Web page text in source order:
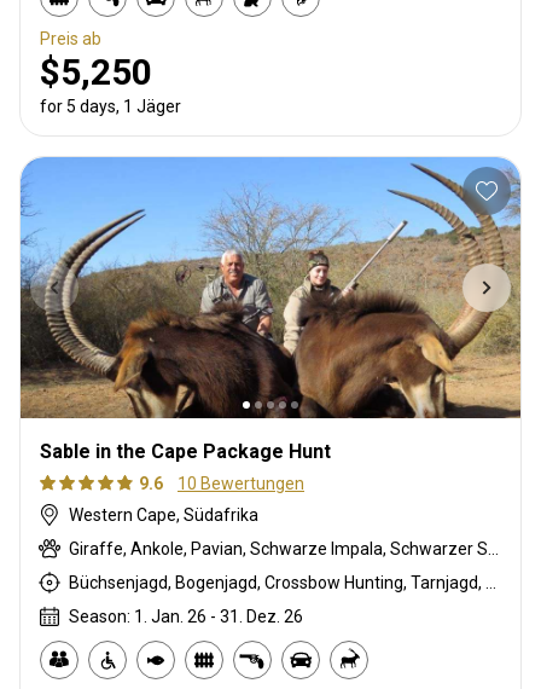
Preis ab
$5,250
for 5 days, 1 Jäger
Sable in the Cape Package Hunt
9.6
10 Bewertungen
Western Cape, Südafrika
Season: 1. Jan. 26 - 31. Dez. 26